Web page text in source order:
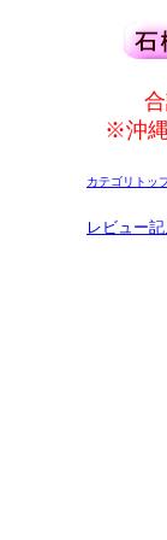
※沖縄
カテゴリトッ
レビュー